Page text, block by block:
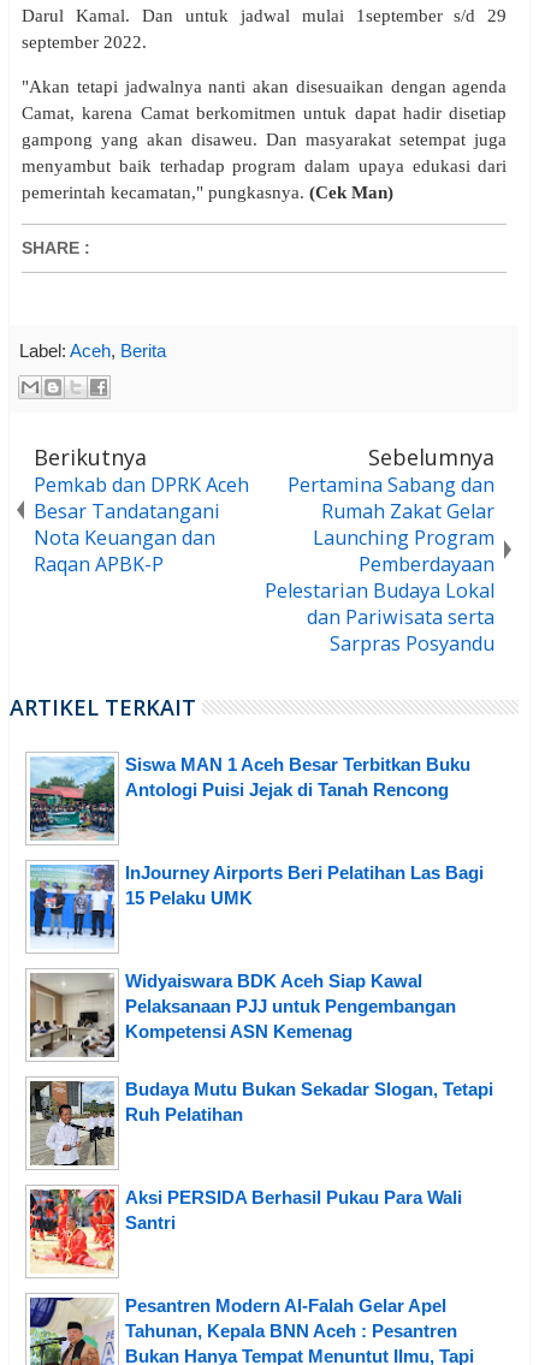
Darul Kamal. Dan untuk jadwal mulai 1september s/d 29
september 2022.
"Akan tetapi jadwalnya nanti akan disesuaikan dengan agenda
Camat, karena Camat berkomitmen untuk dapat hadir disetiap
gampong yang akan disaweu. Dan masyarakat setempat juga
menyambut baik terhadap program dalam upaya edukasi dari
pemerintah kecamatan," pungkasnya. (Cek Man)
SHARE :
Label: Aceh, Berita
Berikutnya
Pemkab dan DPRK Aceh
Besar Tandatangani
Nota Keuangan dan
Raqan APBK-P
Sebelumnya
Pertamina Sabang dan
Rumah Zakat Gelar
Launching Program
Pemberdayaan
Pelestarian Budaya Lokal
dan Pariwisata serta
Sarpras Posyandu
ARTIKEL TERKAIT
Siswa MAN 1 Aceh Besar Terbitkan Buku
Antologi Puisi Jejak di Tanah Rencong
InJourney Airports Beri Pelatihan Las Bagi
15 Pelaku UMK
Widyaiswara BDK Aceh Siap Kawal
Pelaksanaan PJJ untuk Pengembangan
Kompetensi ASN Kemenag
Budaya Mutu Bukan Sekadar Slogan, Tetapi
Ruh Pelatihan
Aksi PERSIDA Berhasil Pukau Para Wali
Santri
Pesantren Modern Al-Falah Gelar Apel
Tahunan, Kepala BNN Aceh : Pesantren
Bukan Hanya Tempat Menuntut Ilmu, Tapi